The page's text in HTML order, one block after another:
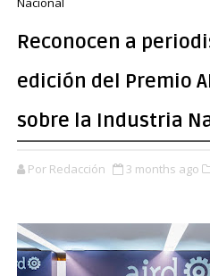
Reconocen a
edición del Premio
sobre la Industria
Por Redacción 3 months ago